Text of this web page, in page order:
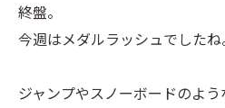
終盤。
今週はメダルラッシュでしたね
ジャンプやスノーボードのよ